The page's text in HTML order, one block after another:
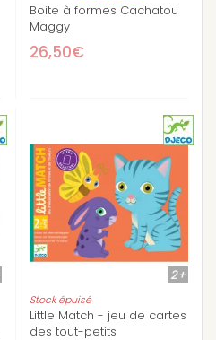
Boite à formes Cachatou
Maggy
26,50€
2+
Stock épuisé
Little Match - jeu de cartes
des tout-petits